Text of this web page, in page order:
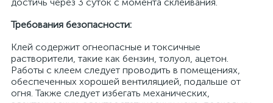
Требования безопасности:
Клей содержит огнеопасные и токсичные
растворители, такие как бензин, толуол, ацетон.
Работы с клеем следует проводить в помещениях,
обеспеченных хорошей вентиляцией, подальше от
огня. Также следует избегать механических,